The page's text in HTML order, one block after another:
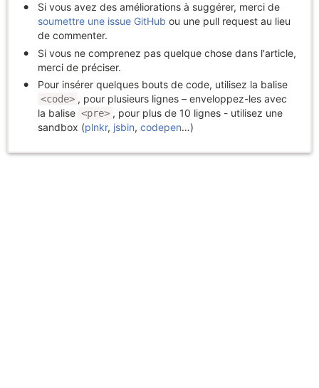
Si vous avez des améliorations à suggérer, merci de
soumettre une issue GitHub ou une pull request au lieu
de commenter.
Si vous ne comprenez pas quelque chose dans l'article,
merci de préciser.
Pour insérer quelques bouts de code, utilisez la balise
<code> , pour plusieurs lignes – enveloppez-les avec
la balise <pre> , pour plus de 10 lignes - utilisez une
sandbox (plnkr, jsbin, codepen…)